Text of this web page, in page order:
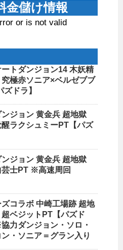
金儲け情報
or is not valid
ートダンジョン14 木妖精
極赤ソニア×ベルゼブブ
ズドラ】
ジョン 黄金兵 超地獄
ラクシュミーPT【パズ
ジョン 黄金兵 超地獄
士PT ※高速周回
ズコラボ 中崎工場跡 超地
ベジットPT【パズド
力ダンジョン・ソロ・
ン・ソニア＝グラン入り